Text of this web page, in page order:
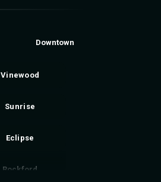
Downtown
Vinewood
Sunrise
Eclipse
Rockford